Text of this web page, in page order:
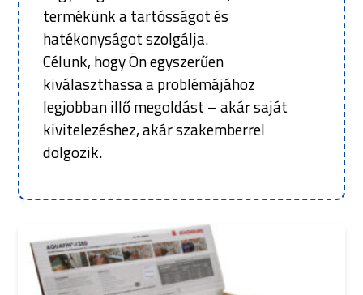
termékünk a tartósságot és
hatékonyságot szolgálja.
Célunk, hogy Ön egyszerűen
kiválaszthassa a problémájához
legjobban illő megoldást – akár saját
kivitelezéshez, akár szakemberrel
dolgozik.